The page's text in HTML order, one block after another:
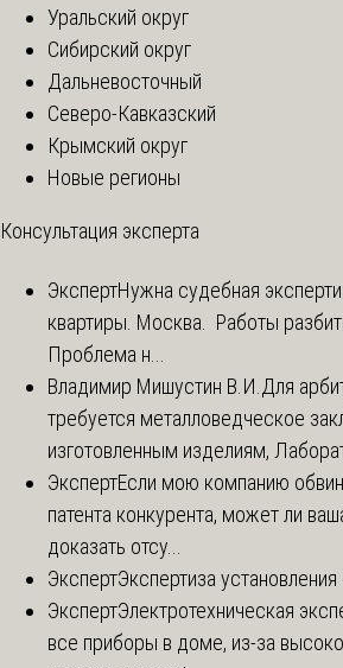
Уральский округ
Сибирский округ
Дальневосточный
Северо-Кавказский
Крымский округ
Новые регионы
Консультация эксперта
ЭкспертНужна судебная
квартиры. Москва. Работы
Проблема н...
Владимир Мишустин В.И. Для
требуется металловедческое
изготовленным изделиям,
ЭкспертЕсли мою компанию
патента конкурента, может ли
доказать отсу...
ЭкспертЭкспертиза установления
ЭкспертЭлектротехническая
все приборы в доме, из-за